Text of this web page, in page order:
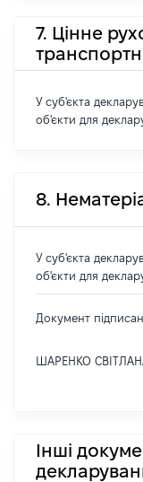
7. Цінне
У суб'єкта
об'єкти для
8.
У суб'єкта
об'єкти для
Документ
ШАРЕНКО
Інші